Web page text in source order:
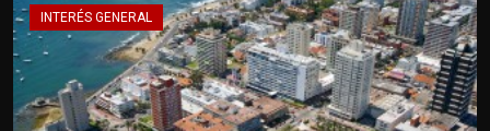
INTERÉS GENERAL